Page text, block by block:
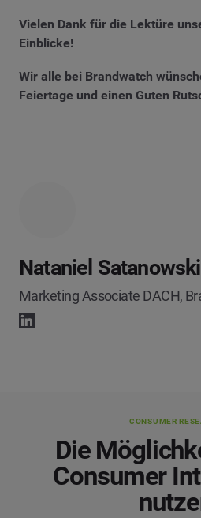
Vielen Dank für die Lektüre
Einblicke!
Wir alle bei Brandwatch
Feiertage und einen Guten
Nataniel Satanowski
Marketing Associate DACH,
CONSUMER
Die
Consumer